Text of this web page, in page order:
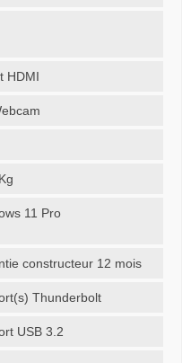
HDMI
11 Pro
constructeur 12 mois
Thunderbolt
USB 3.2